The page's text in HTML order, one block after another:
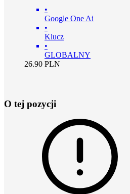
•
Google One Ai
•
Klucz
•
GLOBALNY
26.90 PLN
O tej pozycji